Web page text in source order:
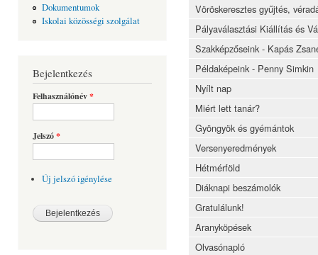
Dokumentumok
Iskolai közösségi szolgálat
Bejelentkezés
Felhasználónév*
Jelszó*
Új jelszó igénylése
Vöröskeresztes gyűjtés,
Pályaválasztási Kiállítás és
Szakképzőseink - Kapás
Példaképeink - Penny Simkin
Nyílt nap
Miért lett tanár?
Gyöngyök és gyémántok
Versenyeredmények
Hétmérföld
Diáknapi beszámolók
Gratulálunk!
Aranyköpések
Olvasónapló